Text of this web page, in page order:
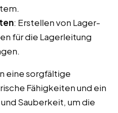
: Erstellen von Lager-
für die Lagerleitung
eine sorgfältige
Fähigkeiten und ein
Sauberkeit, um die